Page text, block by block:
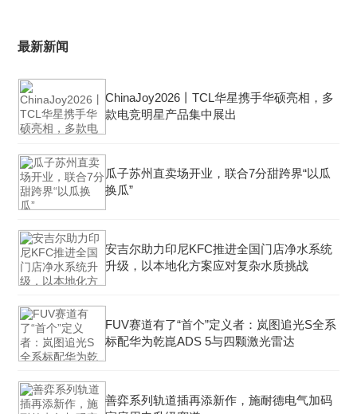
最新新闻
ChinaJoy2026丨TCL华星携手华硕亮相，多
款电竞明星产品集中展出
瓜子苏州直卖场开业，联合7分甜跨界“以瓜
换瓜”
安吉尔助力印尼KFC推进全国门店净水系统
升级，以本地化方案应对复杂水质挑战
FUV赛道有了“首个”定义者：岚图追光S全系
标配华为乾崑ADS 5与四颗激光雷达
善弈系列轨道插再添新作，施耐德电气加码